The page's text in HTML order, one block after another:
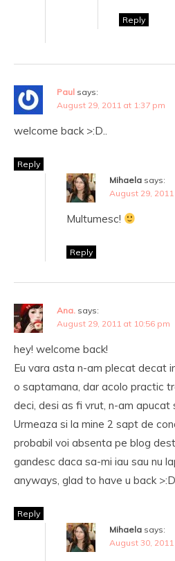
Reply
Paul says:
August 29, 2011 at 1:37 pm
welcome back >:D..
Reply
Mihaela says:
August 29,
Multumesc!
Reply
Ana. says:
August 29, 2011 at 10:56 pm
hey! welcome back!
Eu vara asta n-am plecat decat
o saptamana, dar acolo practic
deci, desi as fi vrut, n-am apucat
Urmeaza si la mine 2 sapt de
probabil voi absenta pe blog
gandesc daca sa-mi iau sau nu
anyways, glad to have u back
Reply
Mihaela says:
August 30,